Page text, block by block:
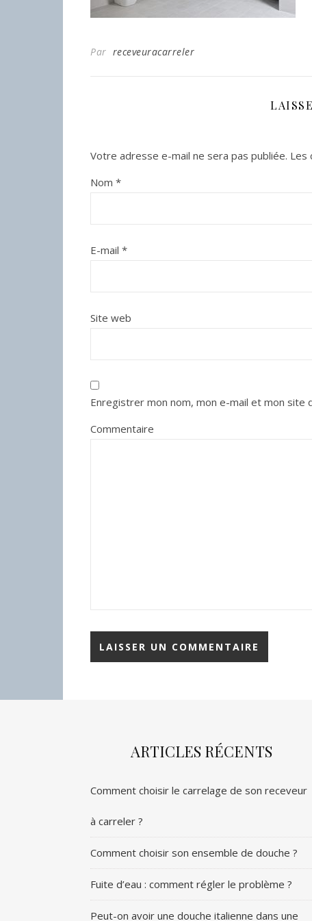
Par receveuracarreler
Votre adresse e-mail ne sera pas publiée. Les
Nom *
E-mail *
Site web
Enregistrer mon nom, mon e-mail et mon site
Commentaire
ARTICLES RÉCENTS
Comment choisir le carrelage de son receveur
à carreler ?
Comment choisir son ensemble de douche ?
Fuite d’eau : comment régler le problème ?
Peut-on avoir une douche italienne dans une